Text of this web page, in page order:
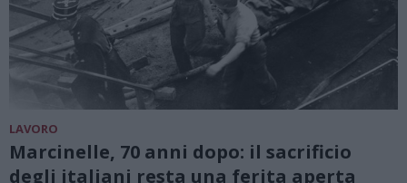
LAVORO
Marcinelle, 70 anni dopo: il sacrificio
degli italiani resta una ferita aperta